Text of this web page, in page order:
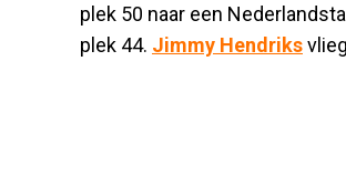
plek 50 naar een
plek 44. Jimmy Hendriks